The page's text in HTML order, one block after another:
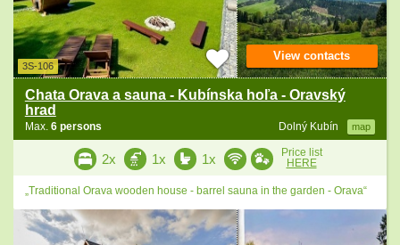
3S-106
Chata Orava a sauna - Kubínska hoľa - Oravský
hrad
Dolný Kubín map
Max. 6 persons
View contacts
2x 1x 1x
Price list
HERE
„Traditional Orava wooden house - barrel sauna in the garden - Orava“